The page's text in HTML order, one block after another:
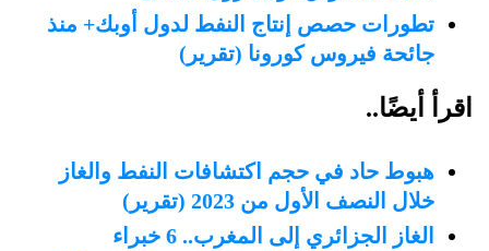
تطورات حصص إنتاج النفط لدول أوبك+ منذ
جائحة فيروس كورونا (تقرير)
اقرأ أيضًا..
هبوط حاد في حجم اكتشافات النفط والغاز
خلال النصف الأول من 2023 (تقرير)
الغاز الجزائري إلى المغرب.. 6 خبراء